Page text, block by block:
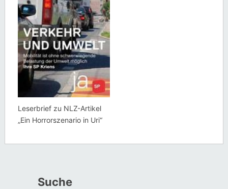
Leserbrief zu NLZ-Artikel
„Ein Horrorszenario in Uri“
Suche